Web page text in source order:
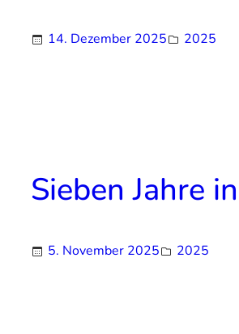
14. Dezember 2025 2025
Sieben Jahre
5. November 2025 2025